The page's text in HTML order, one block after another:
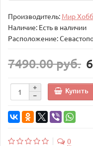
Производитель: Мир
Наличие: Есть в наличии
Расположение:
7490.00 руб.
Купить
0